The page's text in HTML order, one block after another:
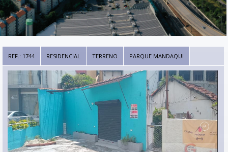
REF.: 1744 RESIDENCIAL TERRENO PARQUE MANDAQUI